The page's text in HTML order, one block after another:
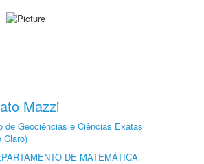
Mazzi
de Geociências e Ciências Exatas
Claro)
DE MATEMÁTICA